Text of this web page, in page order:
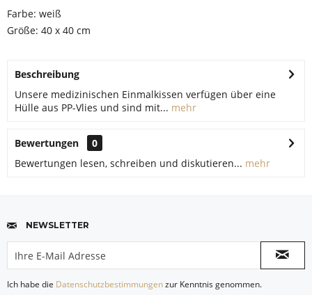
Farbe: weiß
Größe: 40 x 40 cm
Beschreibung
Unsere medizinischen Einmalkissen verfügen über eine
Hülle aus PP-Vlies und sind mit... mehr
Bewertungen
0
Bewertungen lesen, schreiben und diskutieren... mehr
NEWSLETTER
Ich habe die Datenschutzbestimmungenzur Kenntnis genommen.